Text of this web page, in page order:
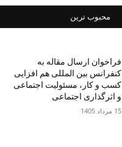
محبوب ترین
فراخوان ارسال مقاله به
کنفرانس بین المللی هم افزایی
کسب و کار، مسئولیت اجتماعی
و اثرگذاری اجتماعی
15 مرداد 1405